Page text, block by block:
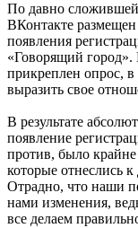
По давно
ВКонтакте
появления
«Говорящий
прикреплен опрос,
выразить свое
В результате
появление
против, было
которые отнеслись
Отрадно, что наши
нами изменения,
все делаем